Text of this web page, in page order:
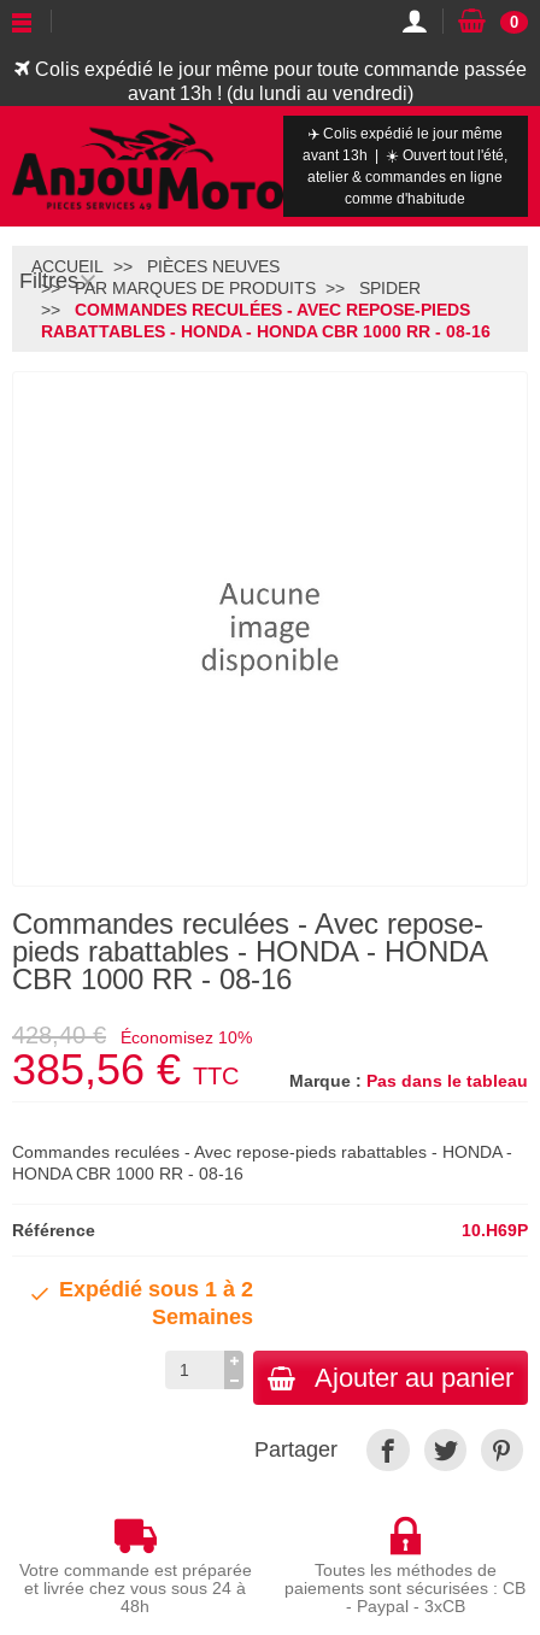
Colis expédié le jour même pour toute commande passée
avant 13h ! (du lundi au vendredi)
0
✈️ Colis expédié le jour même
avant 13h | ☀️ Ouvert tout l'été,
atelier & commandes en ligne
comme d'habitude
Filtres
ACCUEIL
PIÈCES NEUVES
PAR MARQUES DE PRODUITS
SPIDER
COMMANDES RECULÉES - AVEC REPOSE-PIEDS
RABATTABLES - HONDA - HONDA CBR 1000 RR - 08-16
Commandes reculées - Avec repose-
pieds rabattables - HONDA - HONDA
CBR 1000 RR - 08-16
Marque : Pas dans le tableau
428,40 € Économisez 10%
385,56 € TTC
Commandes reculées - Avec repose-pieds rabattables - HONDA -
HONDA CBR 1000 RR - 08-16
Référence 10.H69P
Expédié sous 1 à 2
Semaines
Ajouter au panier
Partager
Votre commande est préparée
et livrée chez vous sous 24 à
48h
Toutes les méthodes de
paiements sont sécurisées : CB
- Paypal - 3xCB